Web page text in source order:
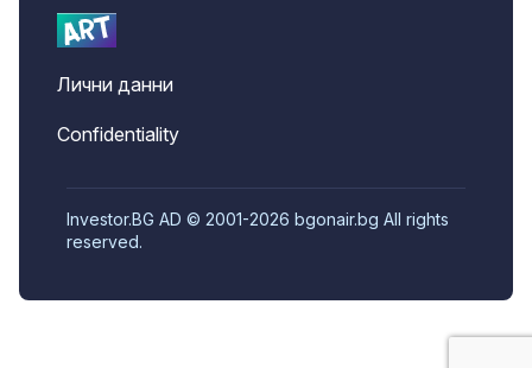
Лични данни
Confidentiality
Investor.BG AD © 2001-2026 bgonair.bg All rights
reserved.